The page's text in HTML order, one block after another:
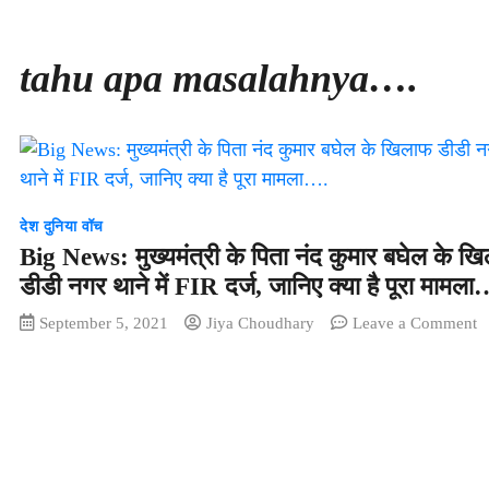
tahu apa masalahnya….
देश दुनिया वॉच
Big News: मुख्यमंत्री के पिता नंद कुमार बघेल के
डीडी नगर थाने में FIR दर्ज, जानिए क्या है पूरा
September 5, 2021 Jiya Choudhary Leave a Commenton